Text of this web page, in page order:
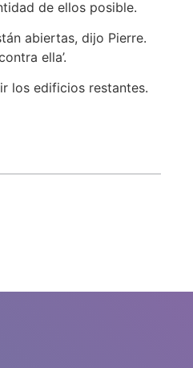
de ellos posible.
abiertas, dijo Pierre.
ella’.
los edificios restantes.